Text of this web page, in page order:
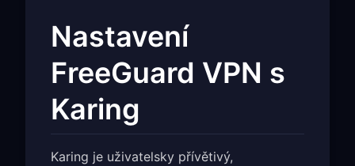
Nastavení
FreeGuard VPN s
Karing
Karing je uživatelsky přívětivý,